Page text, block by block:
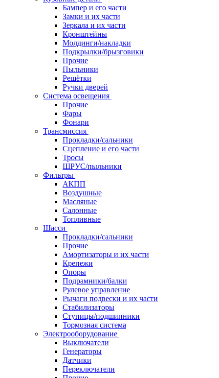
Бампер и его части
Замки и их части
Зеркала и их части
Кронштейны
Молдинги/накладки
Подкрылки/брызговики
Прочие
Пыльники
Решётки
Ручки дверей
Система освещения
Прочие
Фары
Фонари
Трансмиссия
Прокладки/сальники
Сцепление и его части
Тросы
ШРУС/пыльники
Фильтры
АКПП
Воздушные
Масляные
Салонные
Топливные
Шасси
Прокладки/сальники
Прочие
Амортизаторы и их части
Крепежи
Опоры
Подрамники/балки
Рулевое управление
Рычаги подвески и их части
Стабилизаторы
Ступицы/подшипники
Тормозная система
Электрооборудование
Выключатели
Генераторы
Датчики
Переключатели